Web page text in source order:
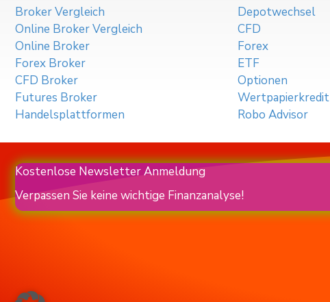
Broker Vergleich
Online Broker Vergleich
Online Broker
Forex Broker
CFD Broker
Futures Broker
Handelsplattformen
Depotwechsel
CFD
Forex
ETF
Optionen
Wertpapierkredit
Robo Advisor
Kostenlose Newsletter Anmeldung
Verpassen Sie keine wichtige Finanzanalyse!